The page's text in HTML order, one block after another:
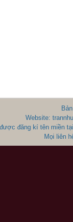
Website:
đăng kí tên miền
Mọi liên